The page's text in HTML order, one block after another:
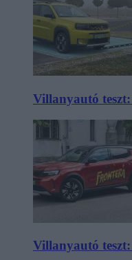
Villanyautó
Villanyautó